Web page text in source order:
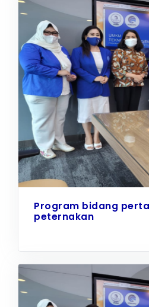
Program bidang
peternakan